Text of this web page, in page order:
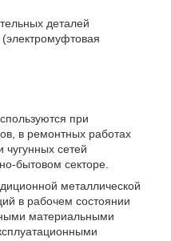
деталей
при
в ремонтных работах
сетей
бытовом секторе.
металлической
в рабочем состоянии
материальными